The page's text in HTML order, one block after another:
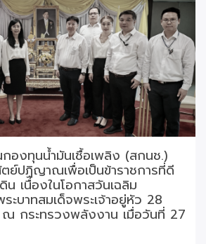
องทุนน้ำมันเชื้อเพลิง (สกนช.)
ย์ปฏิญาณเพื่อเป็นข้าราชการที่ดี
เนื่องในโอกาสวันเฉลิม
ะบาทสมเด็จพระเจ้าอยู่หัว 28
กระทรวงพลังงาน เมื่อวันที่ 27